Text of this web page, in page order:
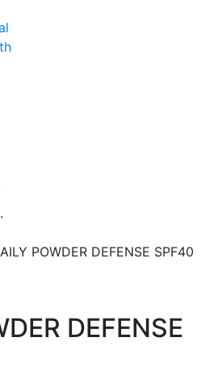
POWDER DEFENSE SPF40
DEFENSE